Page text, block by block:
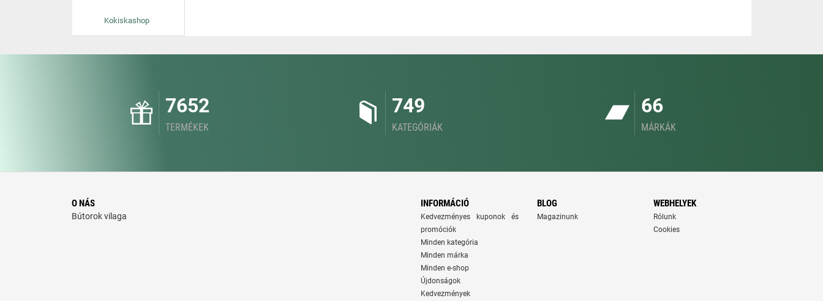
Kokiskashop
7652
TERMÉKEK
749
KATEGÓRIÁK
66
MÁRKÁK
O NÁS
Bútorok vilaga
INFORMÁCIÓ
Kedvezményes kuponok és
promóciók
Minden kategória
Minden márka
Minden e-shop
Újdonságok
Kedvezmények
BLOG
Magazinunk
WEBHELYEK
Rólunk
Cookies